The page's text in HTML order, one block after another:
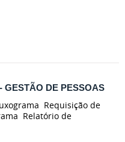
GESTÃO DE PESSOAS
Requisição de
Relatório de